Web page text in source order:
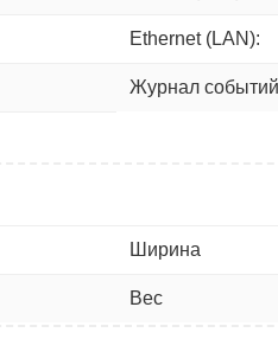
Ethernet (LAN):
Журнал
Ширина
Вес